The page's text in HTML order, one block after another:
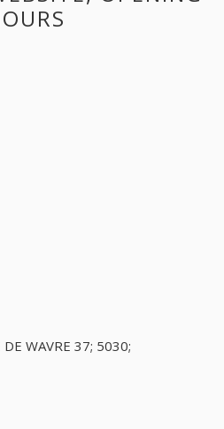
DE WAVRE 37; 5030;